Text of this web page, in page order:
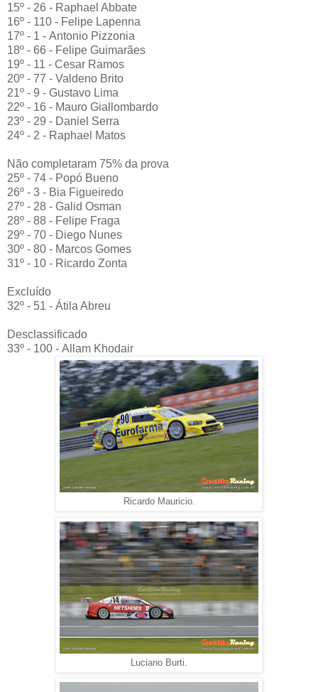
15º - 26 - Raphael Abbate
16º - 110 - Felipe Lapenna
17º - 1 - Antonio Pizzonia
18º - 66 - Felipe Guimarães
19º - 11 - Cesar Ramos
20º - 77 - Valdeno Brito
21º - 9 - Gustavo Lima
22º - 16 - Mauro Giallombardo
23º - 29 - Daniel Serra
24º - 2 - Raphael Matos
Não completaram 75% da prova
25º - 74 - Popó Bueno
26º - 3 - Bia Figueiredo
27º - 28 - Galid Osman
28º - 88 - Felipe Fraga
29º - 70 - Diego Nunes
30º - 80 - Marcos Gomes
31º - 10 - Ricardo Zonta
Excluído
32º - 51 - Átila Abreu
Desclassificado
33º - 100 - Allam Khodair
Ricardo Mauricio.
Luciano Burti.